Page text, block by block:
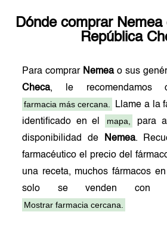
Dónde comprar Nemea
República
Para comprar Nemeao sus
Checa, le recomendamos
farmacia más cercana.
Llame a la
identificado en el
mapa,
para
disponibilidad de
Nemea.
farmacéutico el precio del
una receta, muchos fármacos en
solo se venden con
Mostrar farmacia cercana.